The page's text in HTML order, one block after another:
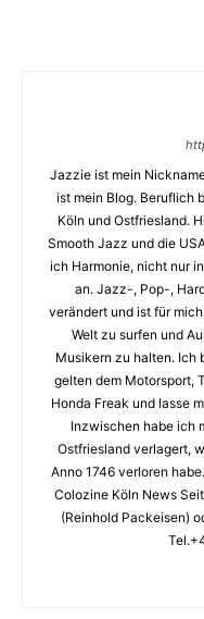
Jazzie ist mein
ist mein Blog. Beruflich
Köln und Ostfriesland.
Smooth Jazz und die
ich Harmonie, nicht nur
an. Jazz-, Pop-,
verändert und ist für
Welt zu surfen und
Musikern zu halten. Ich
gelten dem Motorsport,
Honda Freak und lasse
Inzwischen habe ich
Ostfriesland verlagert,
Anno 1746 verloren
Colozine Köln News
(Reinhold Packeisen)